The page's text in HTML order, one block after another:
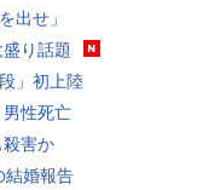
出せ」
り話題
」初上陸
性死亡
殺害か
結婚報告